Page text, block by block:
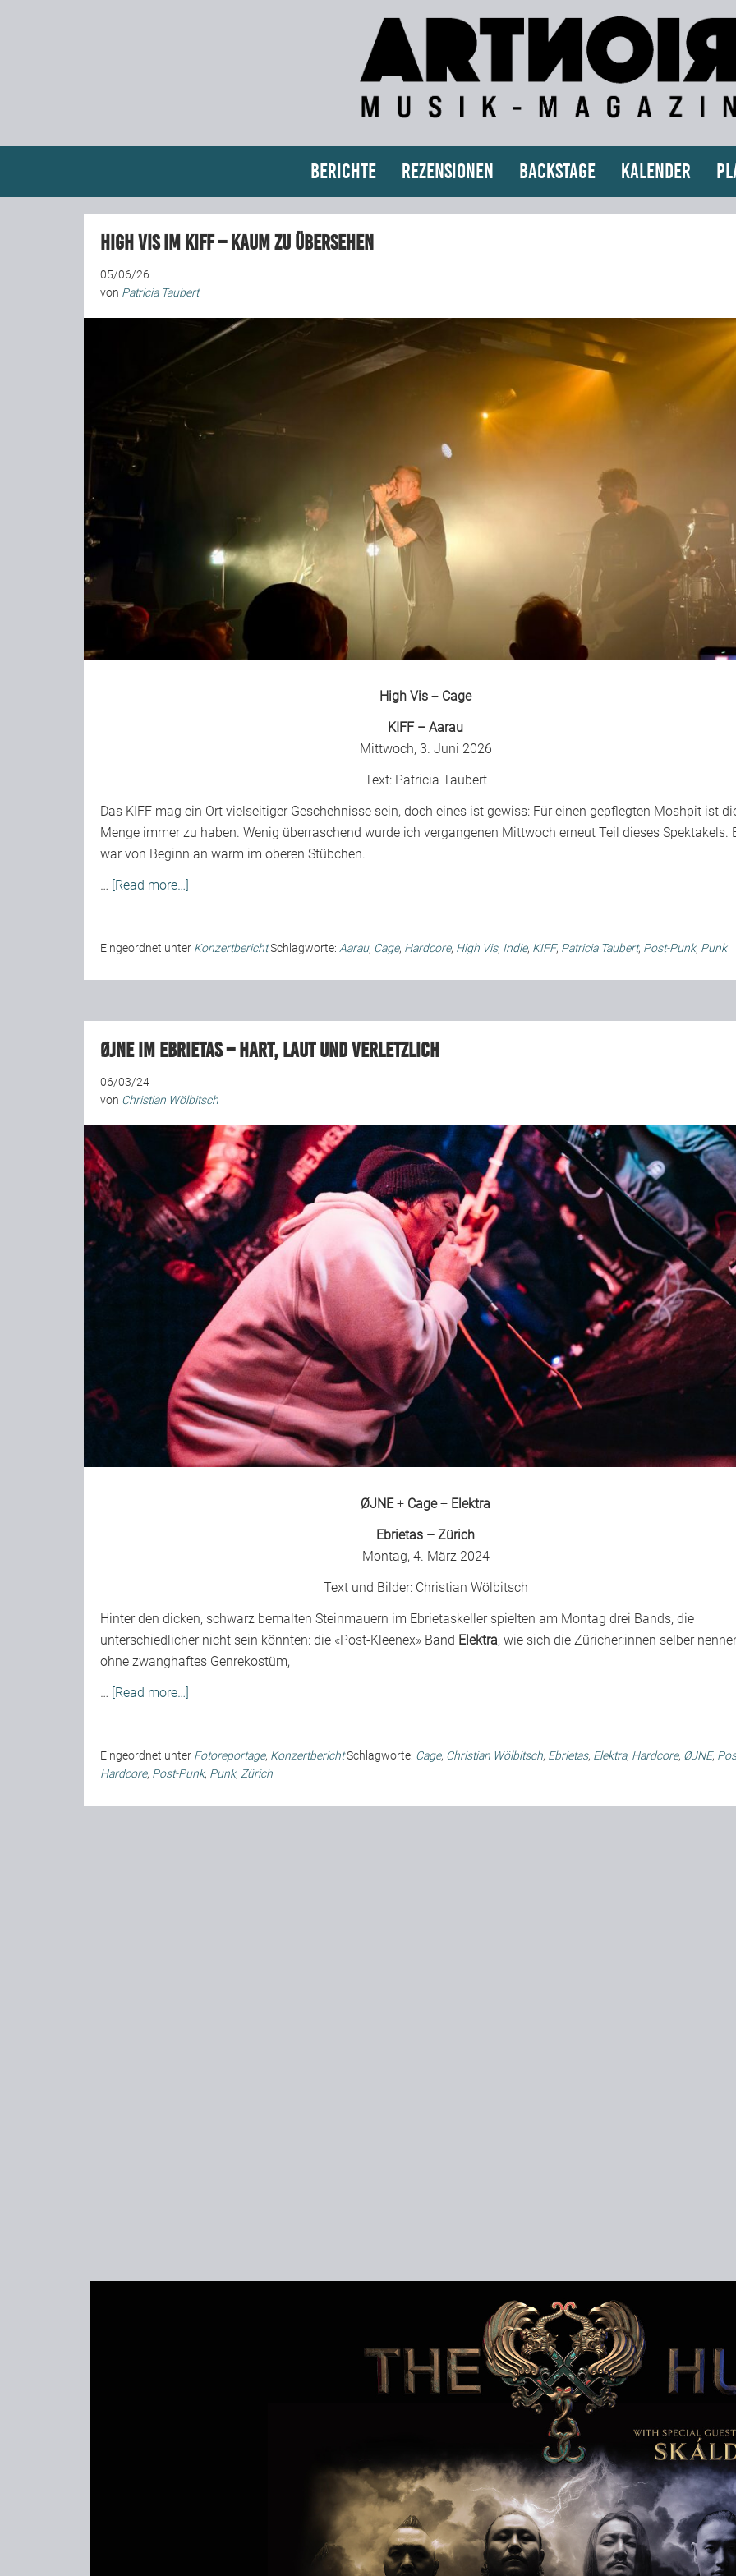
Berichte Rezensionen Backstage Kalender
High Vis im KIFF – Kaum zu übersehen
05/06/26
von Patricia Taubert
High Vis + Cage
KIFF – Aarau
Mittwoch, 3. Juni 2026
Text: Patricia Taubert
Das KIFF mag ein Ort vielseitiger Geschehnisse sein, doch eines ist gewiss: Für einen gepflegten Moshpit ist
Menge immer zu haben. Wenig überraschend wurde ich vergangenen Mittwoch erneut Teil dieses Spektakels.
war von Beginn an warm im oberen Stübchen.
… [Read more…]
Eingeordnet unter KonzertberichtSchlagworte: Aarau, Cage, Hardcore, High Vis, Indie, KIFF, Patricia Taubert, Post-Punk, Punk
ØJNE im Ebrietas – hart, laut und verletzlich
06/03/24
von Christian Wölbitsch
ØJNE+ Cage+ Elektra
Ebrietas – Zürich
Montag, 4. März 2024
Text und Bilder: Christian Wölbitsch
Hinter den dicken, schwarz bemalten Steinmauern im Ebrietaskeller spielten am Montag drei Bands, die
unterschiedlicher nicht sein könnten: die «Post-Kleenex» Band Elektra, wie sich die Züricher:innen selber
ohne zwanghaftes Genrekostüm,
… [Read more…]
Eingeordnet unter Fotoreportage, KonzertberichtSchlagworte: Cage, Christian Wölbitsch, Ebrietas, Elektra, Hardcore, ØJNE,
Hardcore, Post-Punk, Punk, Zürich